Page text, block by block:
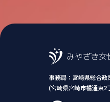
事務局： 宮崎県総合政
(宮崎県宮崎市橘通東2